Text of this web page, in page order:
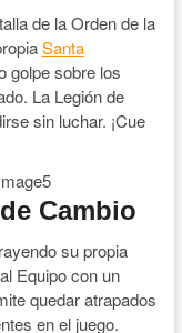
de la Orden de la
Santa
golpe sobre los
La Legión de
sin luchar. ¡Cue
Cambio
su propia
Equipo con un
quedar atrapados
en el juego.